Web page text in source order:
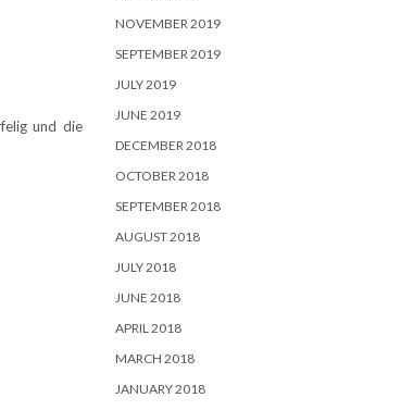
und die
NOVEMBER 2019
SEPTEMBER 2019
JULY 2019
JUNE 2019
DECEMBER 2018
OCTOBER 2018
SEPTEMBER 2018
AUGUST 2018
JULY 2018
JUNE 2018
APRIL 2018
MARCH 2018
JANUARY 2018